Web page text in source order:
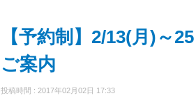
【予約制】2/13(月)～
ご案内
投稿時間 : 2017年02月02日 17:33